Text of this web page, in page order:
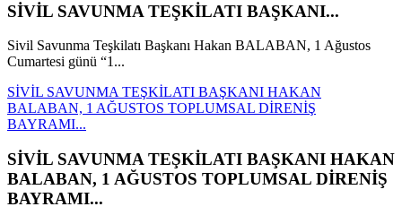
SİVİL SAVUNMA TEŞKİLATI BAŞKANI...
Sivil Savunma Teşkilatı Başkanı Hakan BALABAN, 1 Ağustos
Cumartesi günü “1...
SİVİL SAVUNMA TEŞKİLATI BAŞKANI HAKAN
BALABAN, 1 AĞUSTOS TOPLUMSAL DİRENİŞ
BAYRAMI...
SİVİL SAVUNMA TEŞKİLATI BAŞKANI HAKAN
BALABAN, 1 AĞUSTOS TOPLUMSAL DİRENİŞ
BAYRAMI...